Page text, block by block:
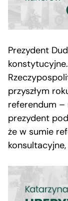
Prezydent
przyszłym
referendum –
prezydent
że w sumie